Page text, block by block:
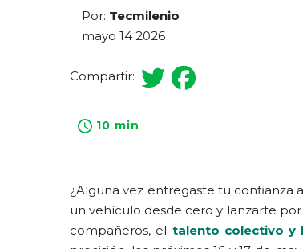
Por: Tecmilenio
mayo 14 2026
Compartir:
10 min
¿Alguna vez entregaste tu confianza
un vehículo desde cero y lanzarte
compañeros, el talento colectivo y